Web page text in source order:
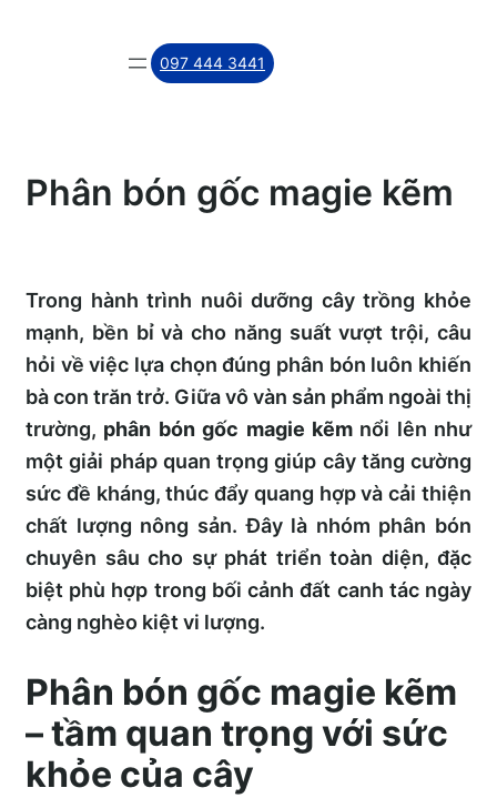
097 444 3441
Phân bón gốc magie kẽm
Trong hành trình nuôi dưỡng cây trồng khỏe
mạnh, bền bỉ và cho năng suất vượt trội, câu
hỏi về việc lựa chọn đúng phân bón luôn khiến
bà con trăn trở. Giữa vô vàn sản phẩm ngoài thị
trường, phân bón gốc magie kẽmnổi lên như
một giải pháp quan trọng giúp cây tăng cường
sức đề kháng, thúc đẩy quang hợp và cải thiện
chất lượng nông sản. Đây là nhóm phân bón
chuyên sâu cho sự phát triển toàn diện, đặc
biệt phù hợp trong bối cảnh đất canh tác ngày
càng nghèo kiệt vi lượng.
Phân bón gốc magie kẽm
– tầm quan trọng với sức
khỏe của cây